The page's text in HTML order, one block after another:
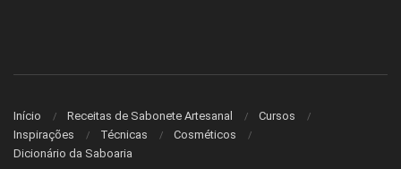
Início Receitas de Sabonete Artesanal
Cursos
Inspirações
Técnicas
Cosméticos
Dicionário da Saboaria